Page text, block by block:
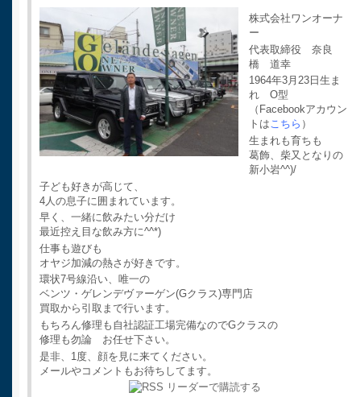
株式会社ワンオーナ
ー
代表取締役 奈良
橋 道幸
1964年3月23日生ま
れ O型
（Facebookアカウン
トはこちら ）
生まれも育ちも
葛飾、柴又となりの
新小岩^^)/
子ども好きが高じて、
4人の息子に囲まれています。
早く、一緒に飲みたい分だけ
最近控え目な飲み方に^^*)
仕事も遊びも
オヤジ加減の熱さが好きです。
環状7号線沿い、唯一の
ベンツ・ゲレンデヴァーゲン(Gクラス)専門店
買取から引取まで行います。
もちろん修理も自社認証工場完備なのでGクラスの
修理も勿論 お任せ下さい。
是非、1度、顔を見に来てください。
メールやコメントもお待ちしてます。